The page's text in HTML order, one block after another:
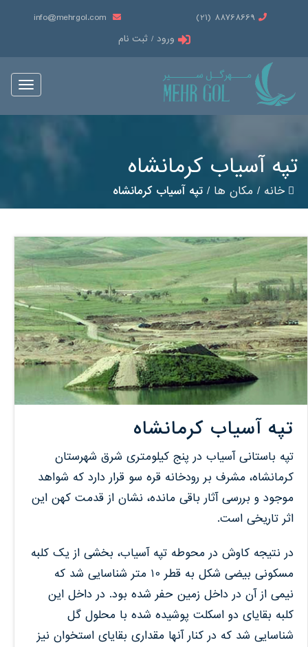
88768669 (21)
info@mehrgol.com
ورود / ثبت نام
Toggle
تپه آسیاب کرمانشاه
خانه/ مکان ها/ تپه آسیاب کرمانشاه
تپه آسیاب کرمانشاه
تپه باستانی آسیاب در پنج کیلومتری شرق شهرستان
کرمانشاه، مشرف بر رودخانه قره سو قرار دارد که شواهد
موجود و بررسی آثار باقی مانده، نشان از قدمت کهن این
اثر تاریخی است.
در نتیجه کاوش در محوطه تپه آسیاب، بخشی از یک کلبه
مسکونی بیضی شکل به قطر 10 متر شناسایی شد که
نیمی از آن در داخل زمین حفر شده بود. در داخل این
کلبه بقایای دو اسکلت پوشیده شده با محلول گل
شناسایی شد که در کنار آنها مقداری بقایای استخوان نیز